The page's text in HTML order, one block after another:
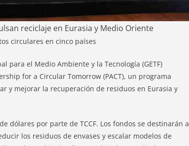
reciclaje en Eurasia y Medio Oriente
circulares en cinco países
para el Medio Ambiente y la Tecnología (GETF)
for a Circular Tomorrow (PACT), un programa
y mejorar la recuperación de residuos en Eurasia y
dólares por parte de TCCF. Los fondos se destinarán a
los residuos de envases y escalar modelos de